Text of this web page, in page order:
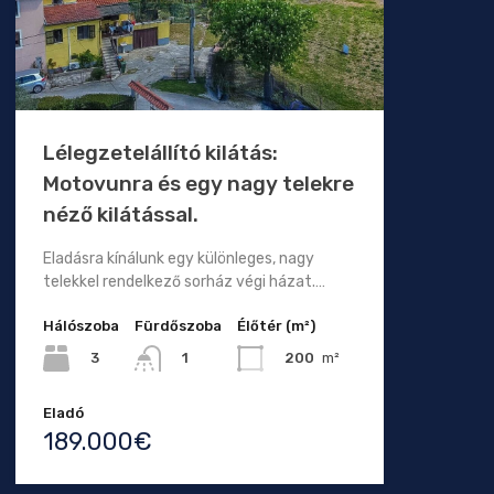
Lélegzetelállító kilátás:
Motovunra és egy nagy telekre
néző kilátással.
Eladásra kínálunk egy különleges, nagy
telekkel rendelkező sorház végi házat.…
Hálószoba
3
Fürdőszoba
1
Élőtér (m²)
200 m²
Eladó
189.000€